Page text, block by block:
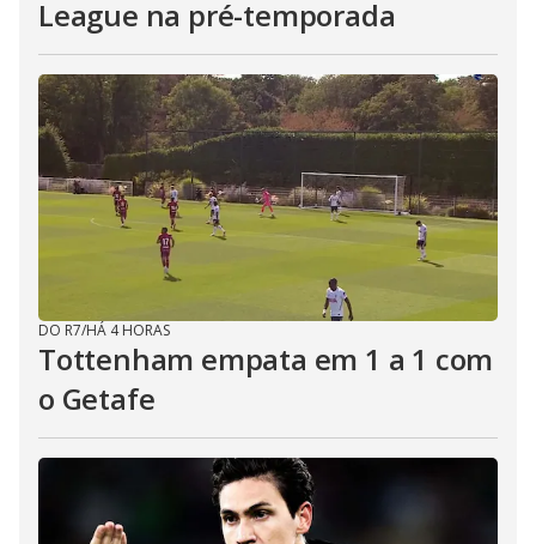
League na pré-temporada
DO R7/HÁ 4 HORAS
Tottenham empata em 1 a 1 com
o Getafe